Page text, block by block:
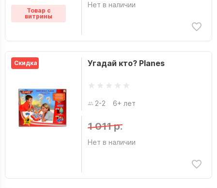
Товар с
витрины
Нет в наличии
Скидка Угадай кто? Planes
2-2 6+ лет
1 011 р.
Нет в наличии